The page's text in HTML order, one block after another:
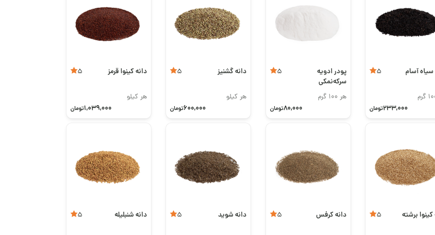
آسام 5
233,000تومان
پودر ادویه
سرکه‌نمکی
5
هر 100 گرم
80,000تومان
دانه گشنیز 5
هر کیلو
600,000تومان
دانه کینوا قرمز 5
هر کیلو
1,039,000تومان
کینوا برشته 5 دانه کرفس 5 دانه شوید 5 دانه شنبلیله 5